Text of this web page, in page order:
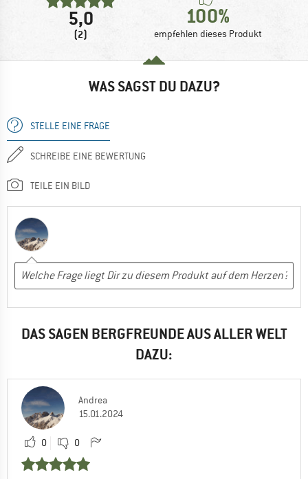
5,0
(2)
100%
empfehlen dieses Produkt
WAS SAGST DU DAZU?
STELLE EINE FRAGE
SCHREIBE EINE BEWERTUNG
TEILE EIN BILD
DAS SAGEN BERGFREUNDE AUS ALLER WELT
DAZU:
Andrea
15.01.2024
0 0